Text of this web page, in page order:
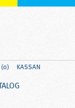
(0) KASSAN